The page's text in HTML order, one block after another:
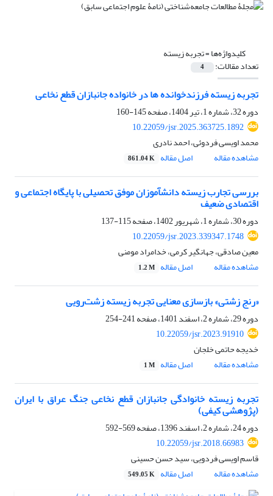
کلیدواژه‌ها =تجربه زیسته
تعداد مقالات: 4
تجربه زیسته فرزندخوانده ها در خانواده جانبازان قطع نخاعی
دوره 32، شماره 1، تیر 1404، صفحه
145-160
10.22059/jsr.2025.363725.1892
محمد اویسی فردوئی، احمد نادری
مشاهده مقاله
اصل مقاله 861.04 K
بررسی تجارب زیسته دانش‏آموزان موفق تحصیلی با پایگاه اجتماعی و
اقتصادی ضعیف
دوره 30، شماره 1، شهریور 1402، صفحه
115-137
10.22059/jsr.2023.339347.1748
معین صادقی، جهانگیر کرمی، خدامراد مومنی
مشاهده مقاله
اصل مقاله 1.2 M
«رنج زشتی» بازسازی معنایی تجربه زیسته زشت‌رویی
دوره 29، شماره 2، اسفند 1401، صفحه
241-254
10.22059/jsr.2023.91910
خدیجه حاتمی خلجان
مشاهده مقاله
اصل مقاله 1 M
تجربه زیسته خانوادگی جانبازان قطع نخاعی جنگ عراق با ایران
(پژوهشی کیفی)
دوره 24، شماره 2، اسفند 1396، صفحه
569-592
10.22059/jsr.2018.66983
قاسم اویسی فردویی، سید حسن حسینی
مشاهده مقاله
اصل مقاله 549.05 K